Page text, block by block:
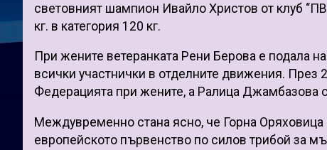
световният шампион Ивайло Христов от клуб
кг. в категория 120 кг.
При жените ветеранката Рени Берова е подала
всички участнички в отделните движения. През
Федерацията при жените, а Ралица Джамбазова
Междувременно стана ясно, че Горна
европейското първенство по силов трибой за